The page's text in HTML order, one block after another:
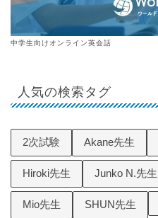
中学生向けオンライン英会話
人気の検索タグ
2次試験 Akane先生
Hiroki先生 Junko N.先生
Mio先生 SHUN先生